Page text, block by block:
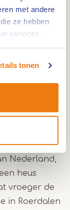
met andere
ze hebben
services.
tonen
Archeo
ontdek je
uit de
aan het
Nederland,
heus
vroeger de
in Roerdalen